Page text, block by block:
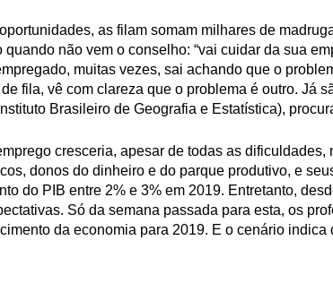
as filam somam milhares de
não vem o conselho: “vai cuidar da sua
muitas vezes, sai achando que o
fila, vê com clareza que o problema é outro. Já
Brasileiro de Geografia e Estatística),
cresceria, apesar de todas as
donos do dinheiro e do parque produtivo, e
do PIB entre 2% e 3% em 2019. Entretanto,
Só da semana passada para esta, os
da economia para 2019. E o cenário